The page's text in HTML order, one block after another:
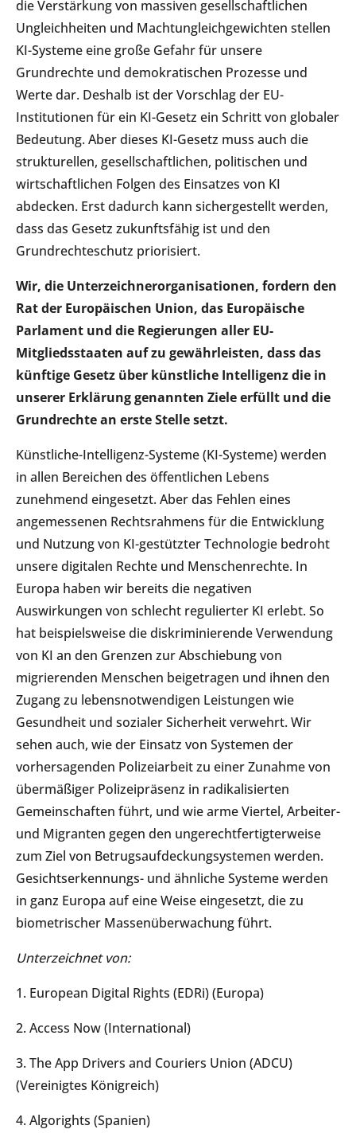
die Verstärkung von massiven gesellschaftlichen
Ungleichheiten und Machtungleichgewichten stellen
KI-Systeme eine große Gefahr für unsere
Grundrechte und demokratischen Prozesse und
Werte dar. Deshalb ist der Vorschlag der EU-
Institutionen für ein KI-Gesetz ein Schritt von globaler
Bedeutung. Aber dieses KI-Gesetz muss auch die
strukturellen, gesellschaftlichen, politischen und
wirtschaftlichen Folgen des Einsatzes von KI
abdecken. Erst dadurch kann sichergestellt werden,
dass das Gesetz zukunftsfähig ist und den
Grundrechteschutz priorisiert.
Wir, die Unterzeichnerorganisationen, fordern den
Rat der Europäischen Union, das Europäische
Parlament und die Regierungen aller EU-
Mitgliedsstaaten auf zu gewährleisten, dass das
künftige Gesetz über künstliche Intelligenz die in
unserer Erklärung genannten Ziele erfüllt und die
Grundrechte an erste Stelle setzt.
Künstliche-Intelligenz-Systeme (KI-Systeme) werden
in allen Bereichen des öffentlichen Lebens
zunehmend eingesetzt. Aber das Fehlen eines
angemessenen Rechtsrahmens für die Entwicklung
und Nutzung von KI-gestützter Technologie bedroht
unsere digitalen Rechte und Menschenrechte. In
Europa haben wir bereits die negativen
Auswirkungen von schlecht regulierter KI erlebt. So
hat beispielsweise die diskriminierende Verwendung
von KI an den Grenzen zur Abschiebung von
migrierenden Menschen beigetragen und ihnen den
Zugang zu lebensnotwendigen Leistungen wie
Gesundheit und sozialer Sicherheit verwehrt. Wir
sehen auch, wie der Einsatz von Systemen der
vorhersagenden Polizeiarbeit zu einer Zunahme von
übermäßiger Polizeipräsenz in radikalisierten
Gemeinschaften führt, und wie arme Viertel, Arbeiter-
und Migranten gegen den ungerechtfertigterweise
zum Ziel von Betrugsaufdeckungsystemen werden.
Gesichtserkennungs- und ähnliche Systeme werden
in ganz Europa auf eine Weise eingesetzt, die zu
biometrischer Massenüberwachung führt.
Unterzeichnet von:
1. European Digital Rights (EDRi) (Europa)
2. Access Now (International)
3. The App Drivers and Couriers Union (ADCU)
(Vereinigtes Königreich)
4. Algorights (Spanien)